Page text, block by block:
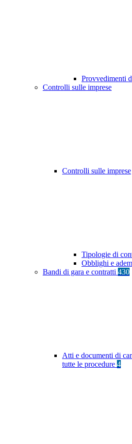
Provvedimenti
Controlli sulle imprese
Controlli sulle imprese
Tipologie di
Obblighi e
Bandi di gara e contratti 430
Atti e documenti di
tutte le procedure 4